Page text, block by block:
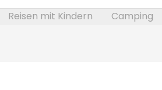
Reisen mit Kindern Camping